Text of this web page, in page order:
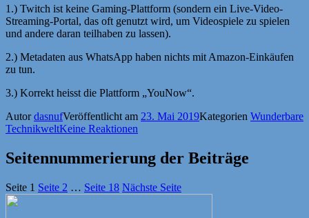
1.) Twitch ist keine Gaming-Plattform (sondern ein Live-Video-
Streaming-Portal, das oft genutzt wird, um Videospiele zu spielen
und andere daran teilhaben zu lassen).
2.) Metadaten aus WhatsApp haben nichts mit Amazon-Einkäufen
zu tun.
3.) Korrekt heisst die Plattform „YouNow“.
AutordasnufVeröffentlicht am 23. Mai 2019Kategorien Wunderbare
TechnikweltKeine Reaktionen
Seitennummerierung der Beiträge
Seite 1 Seite 2 … Seite 18 Nächste Seite